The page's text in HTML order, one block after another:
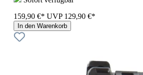
159,90 €* UVP 129,90 €*
In den Warenkorb